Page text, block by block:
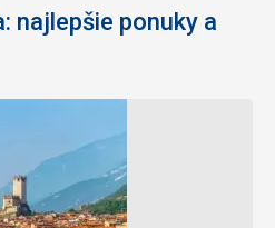
vaří.
automaticky pomocou
najlepšie ponuky a